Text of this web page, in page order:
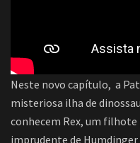
Neste novo capítulo, a
misteriosa ilha de
conhecem Rex, um filhote
imprudente de Humdinger